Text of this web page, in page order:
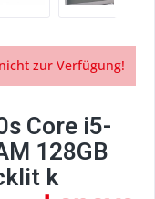
zur Verfügung!
Core i5-
128GB
k